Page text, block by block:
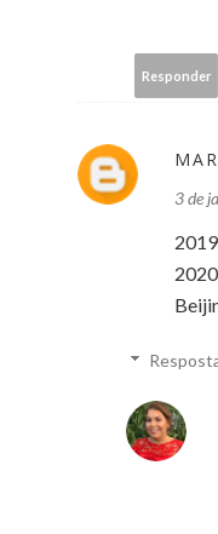
Responder
3 de